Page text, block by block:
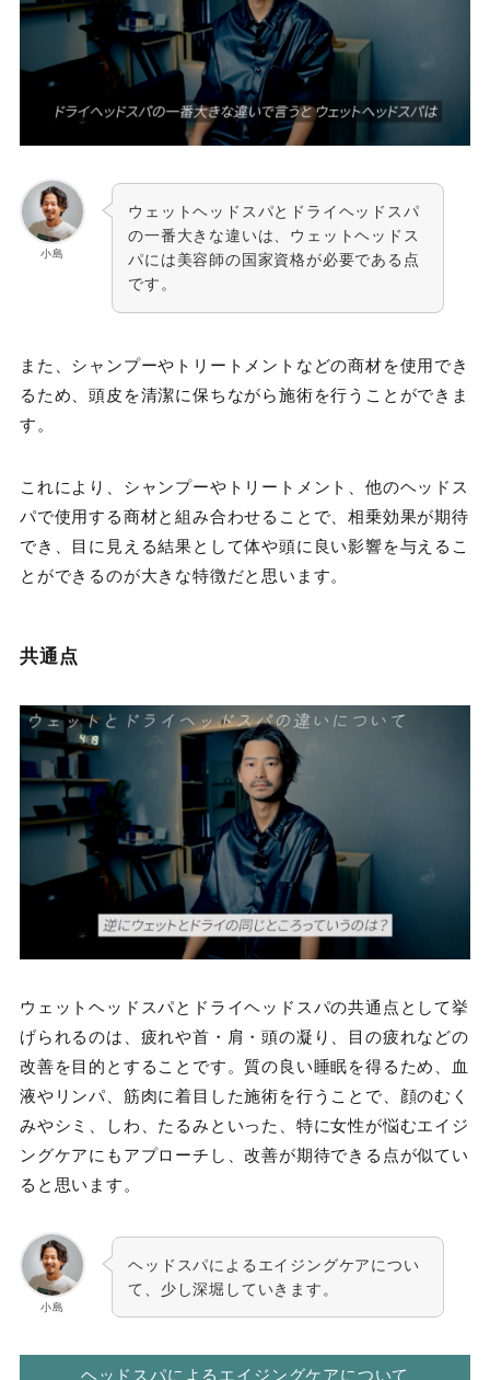
小島
ウェットヘッドスパとドライヘッドスパ
の一番大きな違いは、ウェットヘッドス
パには美容師の国家資格が必要である点
です。
また、シャンプーやトリートメントなどの商材を使用でき
るため、頭皮を清潔に保ちながら施術を行うことができま
す。
これにより、シャンプーやトリートメント、他のヘッドス
パで使用する商材と組み合わせることで、相乗効果が期待
でき、目に見える結果として体や頭に良い影響を与えるこ
とができるのが大きな特徴だと思います。
共通点
ウェットヘッドスパとドライヘッドスパの共通点として挙
げられるのは、疲れや首・肩・頭の凝り、目の疲れなどの
改善を目的とすることです。質の良い睡眠を得るため、血
液やリンパ、筋肉に着目した施術を行うことで、顔のむく
みやシミ、しわ、たるみといった、特に女性が悩むエイジ
ングケアにもアプローチし、改善が期待できる点が似てい
ると思います。
小島
ヘッドスパによるエイジングケアについ
て、少し深堀していきます。
ヘッドスパによるエイジングケアについて